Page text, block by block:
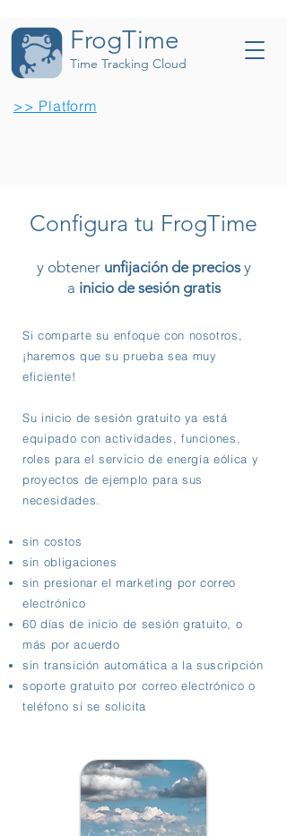
FrogTime
Time Tracking Cloud
>> Platform
Configura tu FrogTime
y obtener unfijación de preciosy
a inicio de sesión gratis
Si comparte su enfoque con nosotros,
¡haremos que su prueba sea muy
eficiente!
Su inicio de sesión gratuito ya está
equipado con actividades, funciones,
roles para el servicio de energía eólica y
proyectos de ejemplo para sus
necesidades.
sin costos
sin obligaciones
sin presionar el marketing por correo
electrónico
60 días de inicio de sesión gratuito, o
más por acuerdo
sin transición automática a la suscripción
soporte gratuito por correo electrónico o
teléfono si se solicita